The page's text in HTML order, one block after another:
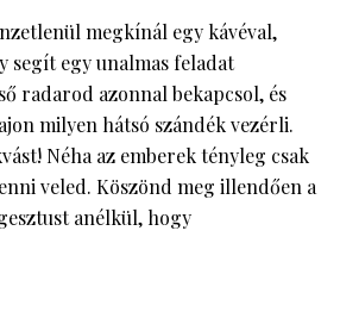
megkínál egy kávéval,
segít egy unalmas feladat
radarod azonnal bekapcsol, és
milyen hátsó szándék vezérli.
Néha az emberek tényleg csak
veled. Köszönd meg illendően a
anélkül, hogy